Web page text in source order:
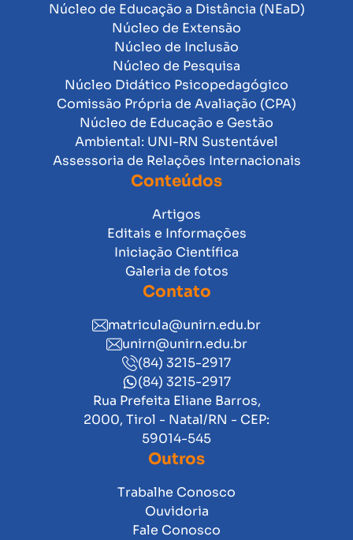
Núcleo de Educação a Distância (NEaD)
Núcleo de Extensão
Núcleo de Inclusão
Núcleo de Pesquisa
Núcleo Didático Psicopedagógico
Comissão Própria de Avaliação (CPA)
Núcleo de Educação e Gestão
Ambiental: UNI-RN Sustentável
Assessoria de Relações Internacionais
Conteúdos
Artigos
Editais e Informações
Iniciação Científica
Galeria de fotos
Contato
matricula@unirn.edu.br
unirn@unirn.edu.br
(84) 3215-2917
(84) 3215-2917
Rua Prefeita Eliane Barros,
2000, Tirol - Natal/RN - CEP:
59014-545
Outros
Trabalhe Conosco
Ouvidoria
Fale Conosco